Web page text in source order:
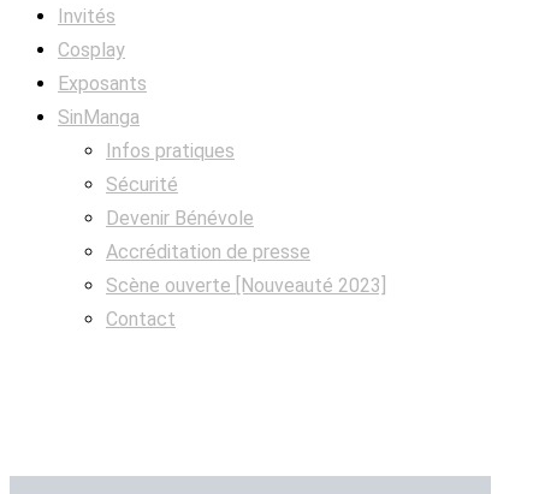
Invités
Cosplay
Exposants
SinManga
Infos pratiques
Sécurité
Devenir Bénévole
Accréditation de presse
Scène ouverte [Nouveauté 2023]
Contact